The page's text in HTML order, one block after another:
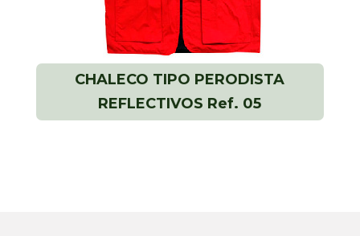
CHALECO TIPO PERODISTA
REFLECTIVOS Ref. 05